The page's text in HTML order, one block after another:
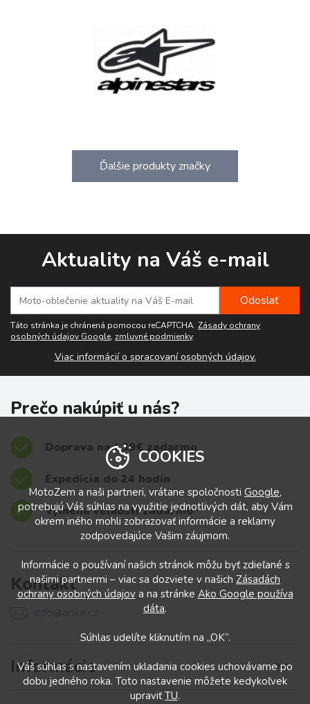
Ďalšie produkty značky
Aktuality na Váš e-mail
Táto stránka je chránená pomocou reCAPTCHA. Zásady ochrany
osobných údajov Google, zmluvné podmienky.
Viac informácií o spracovaní osobných údajov.
Prečo nakúpiť u nás?
Doprava nad 39€ zadarmo
Expedícia do 24 hodín
Výmena veľkostí zadarmo
Informácie
Kontakt
COOKIES
MotoZem a naši partneri, vrátane spoločnosti Google,
potrebujú Váš súhlas na využitie jednotlivých dát, aby Vám
okrem iného mohli zobrazovať informácie a reklamy
zodpovedajúce Vašim záujmom.
Informácie o používaní našich stránok môžu byť zdieľané s
našimi partnermi – viac sa dozviete v našich Zásadách
ochrany osobných údajova na stránke Ako Google používa
dáta.
Súhlas udelíte kliknutím na „OK“.
Váš súhlas s nastavením ukladania cookies uchovávame po
dobu jedného roka. Toto nastavenie môžete kedykoľvek
upraviťTU.